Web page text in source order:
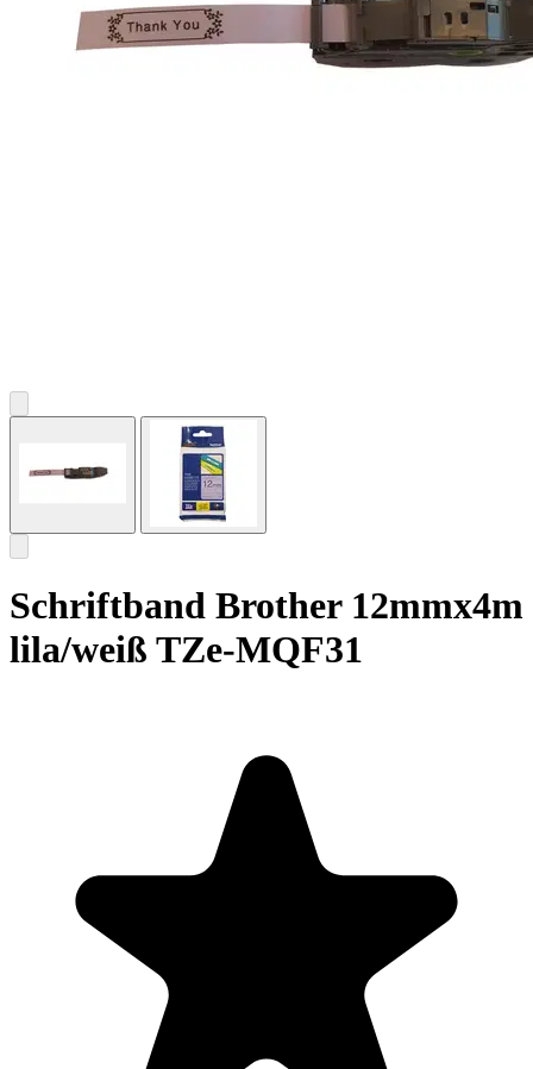
Schriftband Brother 12mmx4m
lila/weiß TZe-MQF31